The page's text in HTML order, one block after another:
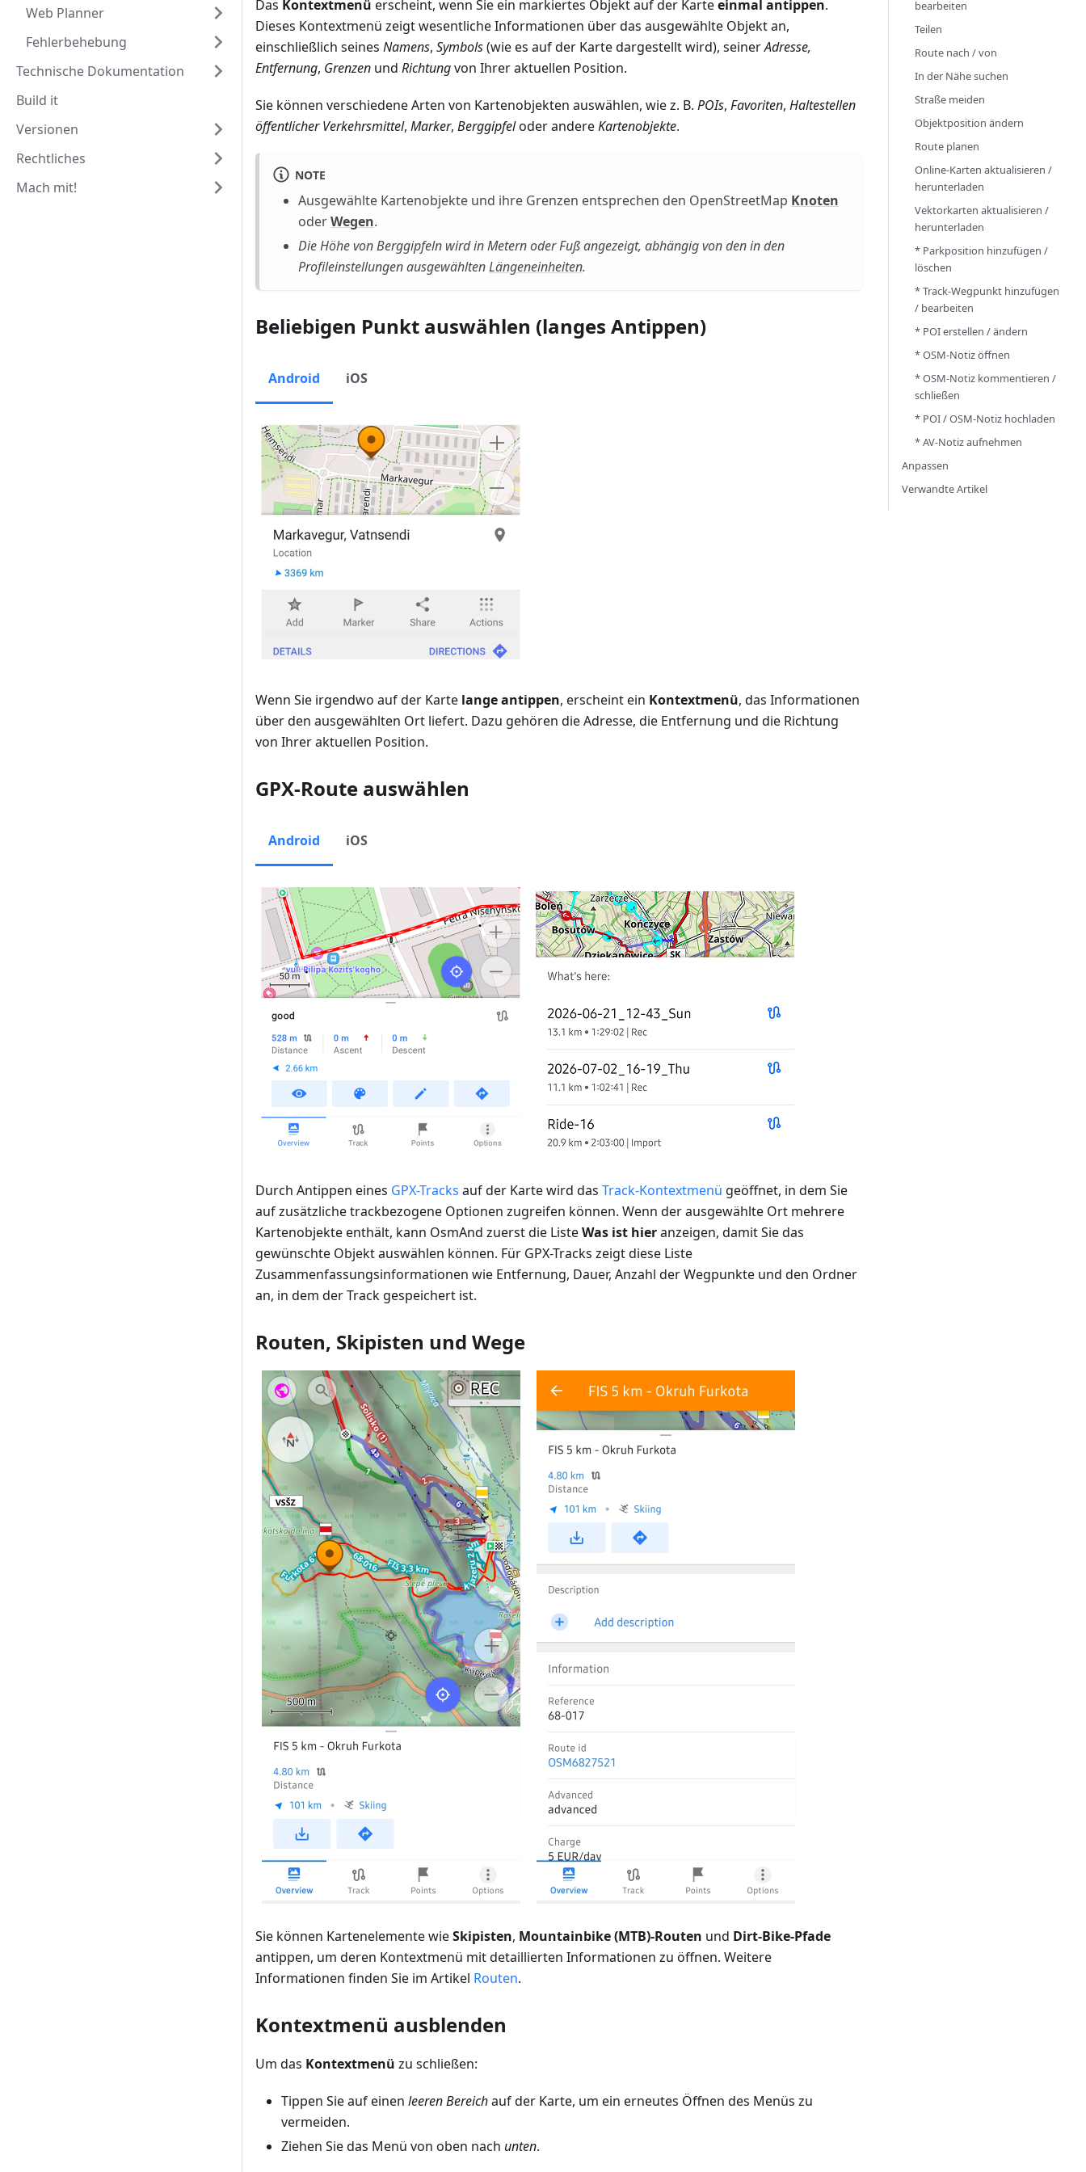
Web Planner
Fehlerbehebung
Technische Dokumentation
Build it
Versionen
Rechtliches
Mach mit!
Das Kontextmenü erscheint, wenn Sie ein markiertes Objekt auf der Karteeinmal antippen.
Dieses Kontextmenü zeigt wesentliche Informationen über das ausgewählte Objekt an,
einschließlich seines Namens, Symbols(wie es auf der Karte dargestellt wird), seinerAdresse,
Entfernung, Grenzen und Richtungvon Ihrer aktuellen Position.
Sie können verschiedene Arten von Kartenobjekten auswählen, wie z. B. POIs, Favoriten, Haltestellen
öffentlicher Verkehrsmittel, Marker, Berggipfeloder andereKartenobjekte.
NOTE
Ausgewählte Kartenobjekte und ihre Grenzen entsprechen den OpenStreetMap Knoten
oderWegen.
Die Höhe von Berggipfeln wird in Metern oder Fuß angezeigt, abhängig von den in den
Profileinstellungen ausgewähltenLängeneinheiten.
Beliebigen Punkt auswählen (langes Antippen)
Android iOS
Wenn Sie irgendwo auf der Karte lange antippen, erscheint ein Kontextmenü, das Informationen
über den ausgewählten Ort liefert. Dazu gehören die Adresse, die Entfernung und die Richtung
von Ihrer aktuellen Position.
GPX-Route auswählen
Android iOS
Durch Antippen eines GPX-Tracks auf der Karte wird das Track-Kontextmenü geöffnet, in dem Sie
auf zusätzliche trackbezogene Optionen zugreifen können. Wenn der ausgewählte Ort mehrere
Kartenobjekte enthält, kann OsmAnd zuerst die ListeWas ist hieranzeigen, damit Sie das
gewünschte Objekt auswählen können. Für GPX-Tracks zeigt diese Liste
Zusammenfassungsinformationen wie Entfernung, Dauer, Anzahl der Wegpunkte und den Ordner
an, in dem der Track gespeichert ist.
Routen, Skipisten und Wege
Sie können Kartenelemente wieSkipisten, Mountainbike (MTB)-Routen und Dirt-Bike-Pfade
antippen, um deren Kontextmenü mit detaillierten Informationen zu öffnen. Weitere
Informationen finden Sie im Artikel Routen.
Kontextmenü ausblenden
Um das Kontextmenü zu schließen:
Tippen Sie auf einen leeren Bereichauf der Karte, um ein erneutes Öffnen des Menüs zu
vermeiden.
Ziehen Sie das Menü von oben nach unten.
bearbeiten
Teilen
Route nach / von
In der Nähe suchen
Straße meiden
Objektposition ändern
Route planen
Online-Karten aktualisieren /
herunterladen
Vektorkarten aktualisieren /
herunterladen
* Parkposition hinzufügen /
löschen
* Track-Wegpunkt hinzufügen
/ bearbeiten
* POI erstellen / ändern
* OSM-Notiz öffnen
* OSM-Notiz kommentieren /
schließen
* POI / OSM-Notiz hochladen
* AV-Notiz aufnehmen
Anpassen
Verwandte Artikel